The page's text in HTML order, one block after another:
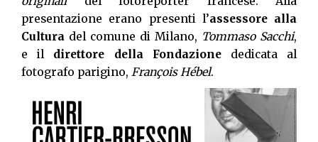
presentazione erano presenti l’assessore alla
Cultura del comune di Milano, Tommaso Sacchi,
e il direttore della Fondazionededicata al
fotografo parigino, François Hébel.